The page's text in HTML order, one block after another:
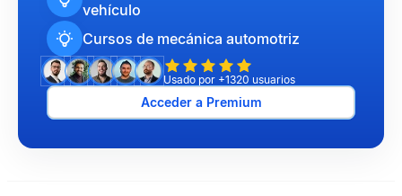
vehículo
Cursos de mecánica automotriz
Usado por +1320 usuarios
Acceder a Premium